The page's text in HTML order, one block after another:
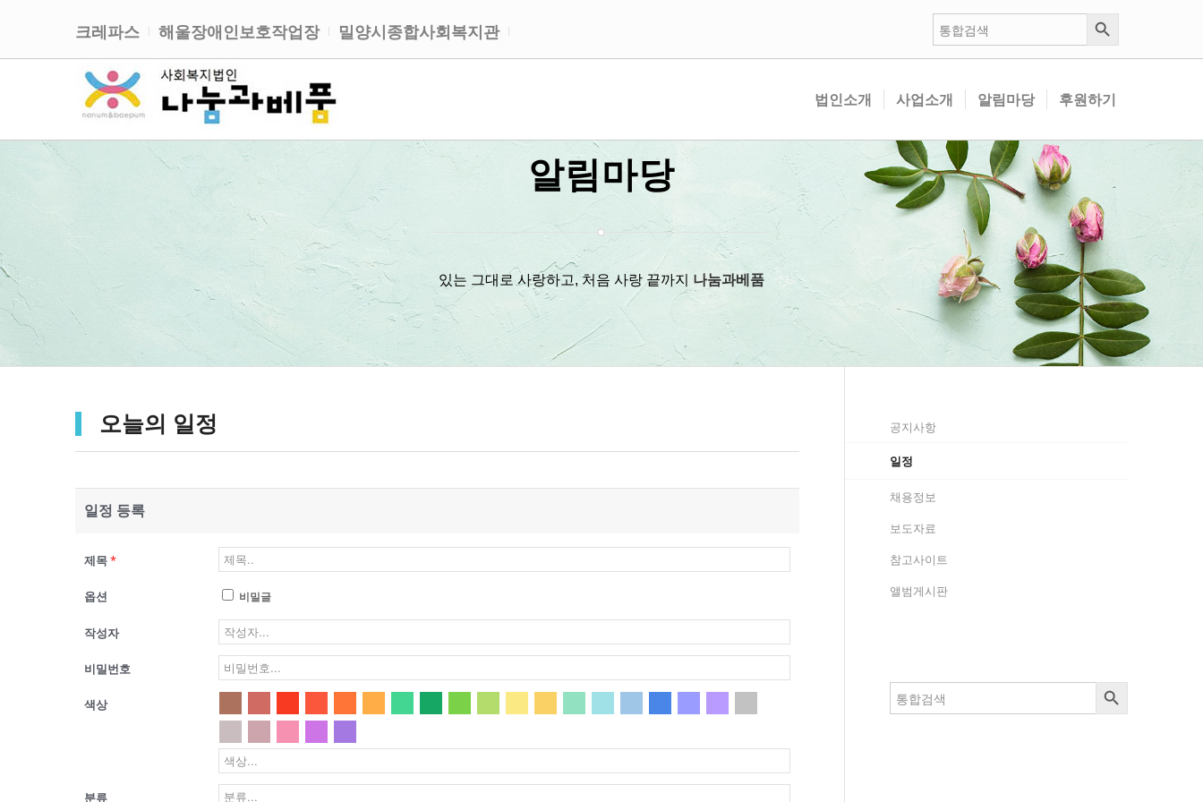
크레파스 해울장애인보호작업장 밀양시종합사회복지관
검
색:
검색 버튼
법인소개 사업소개 알림마당 후원하기
알림마당
있는 그대로 사랑하고, 처음 사랑 끝까지 나눔과베품
오늘의 일정
일정 등록
제목*
옵션 비밀글
작성자
비밀번호
색상
분류
공지사항
일정
채용정보
보도자료
참고사이트
앨범게시판
검
색:
검색 버튼